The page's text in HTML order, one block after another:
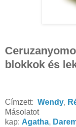
blokkok és
Címzett: Wendy,
Másolatot
kap: Agatha,